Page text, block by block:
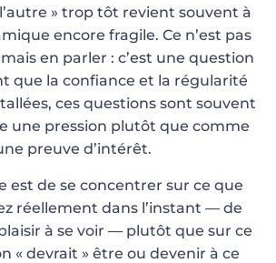
» trop tôt revient souvent à
encore fragile. Ce n’est pas
en parler : c’est une question
que la confiance et la régularité
ces questions sont souvent
une pression plutôt que comme
preuve d’intérêt.
est de se concentrer sur ce que
réellement dans l’instant — de
à se voir — plutôt que sur ce
« devrait » être ou devenir à ce